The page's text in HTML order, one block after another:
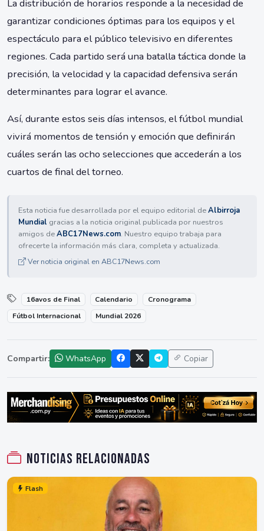
La distribución de horarios responde a la necesidad de
garantizar condiciones óptimas para los equipos y el
espectáculo para el público televisivo en diferentes
regiones. Cada partido será una batalla táctica donde la
precisión, la velocidad y la capacidad defensiva serán
determinantes para lograr el avance.
Así, durante estos seis días intensos, el fútbol mundial
vivirá momentos de tensión y emoción que definirán
cuáles serán las ocho selecciones que accederán a los
cuartos de final del torneo.
Esta noticia fue desarrollada por el equipo editorial deAlbirroja
Mundial gracias a la noticia original publicada por nuestros
amigos deABC17News.com. Nuestro equipo trabaja para
ofrecerte la información más clara, completa y actualizada.
Ver noticia original en ABC17News.com
16avos de Final Calendario
Cronograma
Fútbol Internacional
Mundial 2026
Compartir: WhatsApp Copiar
Noticias relacionadas
Flash